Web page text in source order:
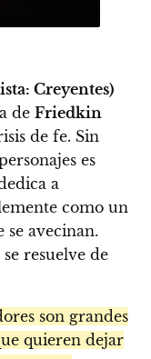
Creyentes)
de Friedkin
de fe. Sin
es
a
como un
se avecinan.
resuelve de
son grandes
quieren dejar